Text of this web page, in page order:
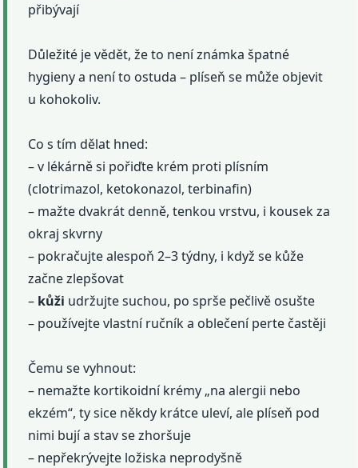
přibývají
Důležité je vědět, že to není známka špatné
hygieny a není to ostuda – plíseň se může objevit
u kohokoliv.
Co s tím dělat hned:
– v lékárně si pořiďte krém proti plísním
(clotrimazol, ketokonazol, terbinafin)
– mažte dvakrát denně, tenkou vrstvu, i kousek za
okraj skvrny
– pokračujte alespoň 2–3 týdny, i když se kůže
začne zlepšovat
– kůži udržujte suchou, po sprše pečlivě osušte
– používejte vlastní ručník a oblečení perte častěji
Čemu se vyhnout:
– nemažte kortikoidní krémy „na alergii nebo
ekzém“, ty sice někdy krátce uleví, ale plíseň pod
nimi bují a stav se zhoršuje
– nepřekrývejte ložiska neprodyšně